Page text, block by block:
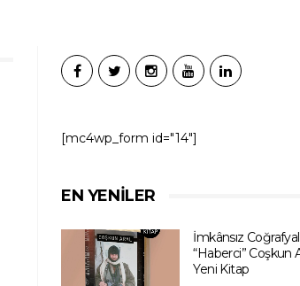
[mc4wp_form id="14"]
EN YENILER
İmkânsız
“Haberci” Coşkun
Yeni Kitap